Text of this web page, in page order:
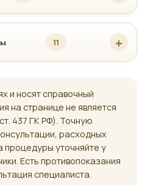
11
и носят справочный
на странице не является
437 ГК РФ). Точную
расходных
уточняйте у
Есть противопоказания
специалиста.